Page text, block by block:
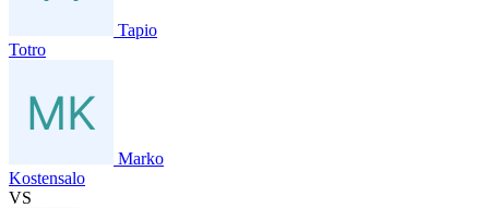
Tapio
Totro
Marko
Kostensalo
VS